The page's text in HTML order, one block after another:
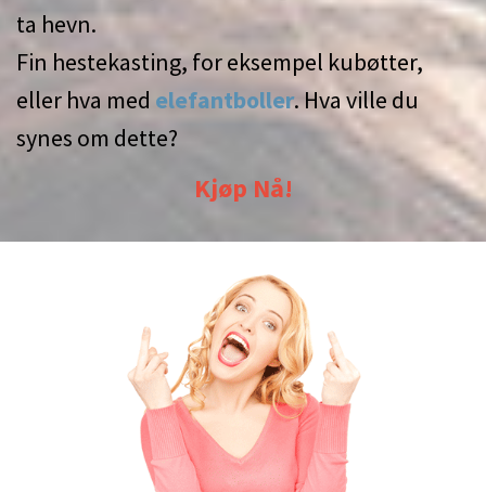
ta hevn.
Fin hestekasting, for eksempel kubøtter,
eller hva med elefantboller. Hva ville du
synes om dette?
Kjøp Nå!